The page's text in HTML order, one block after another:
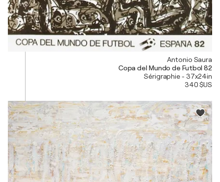
Antonio Saura
Copa del Mundo de Futbol 82
Sérigraphie - 37x24in
340 $US